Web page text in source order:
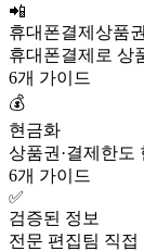
📲
휴대폰결제상품권
휴대폰결제로 상
6개 가이드
💰
현금화
상품권·결제한도
6개 가이드
✅
검증된 정보
전문 편집팀 직접